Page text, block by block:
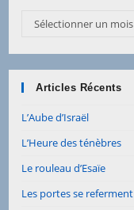
Archives
Sélectionner un mois
Articles Récents
L’Aube d’Israël
L’Heure des ténèbres
Le rouleau d’Esaïe
Les portes se referment